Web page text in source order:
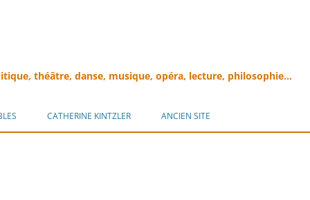
théâtre, danse, musique, opéra, lecture, philosophie…
au
CATHERINE KINTZLER ANCIEN SITE